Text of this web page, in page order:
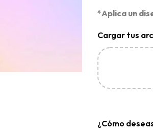
*Aplica un
Cargar tus
¿Cómo